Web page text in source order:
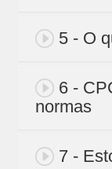
5 - O
6 -
normas
7 -